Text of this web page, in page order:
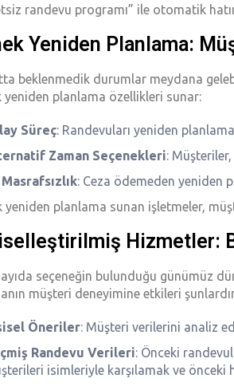
randevu programı” ile otomatik
Yeniden Planlama:
beklenmedik durumlar meydana
yeniden planlama özellikleri sunar:
Süreç: Randevuları yeniden
Zaman Seçenekleri:
: Ceza ödemeden yeniden
yeniden planlama sunan işletmeler,
Hizmetler:
seçeneğin bulunduğu günümüz
müşteri deneyimine etkileri
Öneriler: Müşteri verilerini analiz
Randevu Verileri: Önceki
isimleriyle karşılamak ve